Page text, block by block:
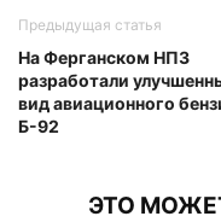
Предыдущая статья
На Ферганском НПЗ
разработали
вид авиационного
Б-92
ЭТО